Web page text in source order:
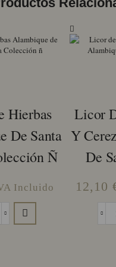
Hierbas
De Santa
Ñ
Incluido
Licor
Y
De
12,10